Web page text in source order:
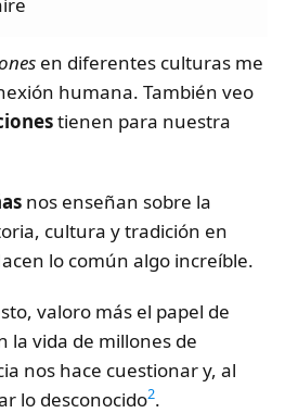
en diferentes culturas me
humana. También veo
tienen para nuestra
nos enseñan sobre la
cultura y tradición en
lo común algo increíble.
valoro más el papel de
la vida de millones de
nos hace cuestionar y, al
lo desconocido2.